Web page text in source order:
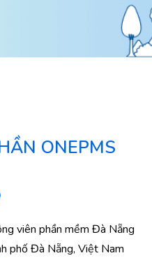
ONEPMS
viên phần mềm Đà Nẵng
phố Đà Nẵng, Việt Nam